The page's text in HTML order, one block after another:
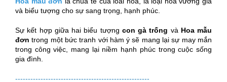
và biểu tượng cho sự sang trọng, hạnh phúc.
Sự kết hợp giữa hai biểu tượng con gà trống và Hoa mẫu
đơn trong một bức tranh với hàm ý sẽ mang lại sự may mắn
trong công việc, mang lại niềm hạnh phúc trong cuộc sống
gia đình.
-----------------------------------------------------